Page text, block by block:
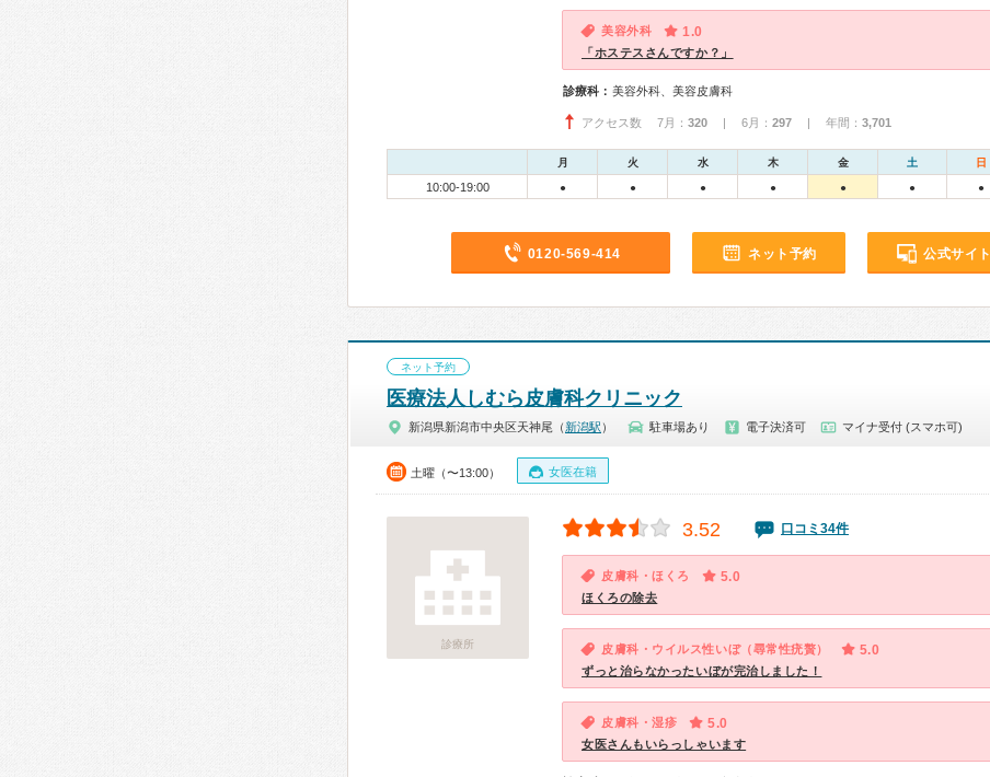
美容外科 1.0
「ホステスさんですか？」
診療科： 美容外科、美容皮膚科
アクセス数 7月： 320 | 6月： 297 | 年間： 3,701
月 火 水 木 金 土 日
10:00-19:00 ● ● ● ● ● ● ●
0120-569-414 ネット予約 公式サイト
ネット予約
医療法人しむら皮膚科クリニック
新潟県新潟市中央区天神尾（ 新潟駅 ） 駐車場あり 電子決済可 マイナ受付 (スマホ可)
土曜（〜13:00） 女医在籍
診療所
3.52 口コミ34件
皮膚科・ほくろ 5.0
ほくろの除去
皮膚科・ウイルス性いぼ（尋常性疣贅） 5.0
ずっと治らなかったいぼが完治しました！
皮膚科・湿疹 5.0
女医さんもいらっしゃいます